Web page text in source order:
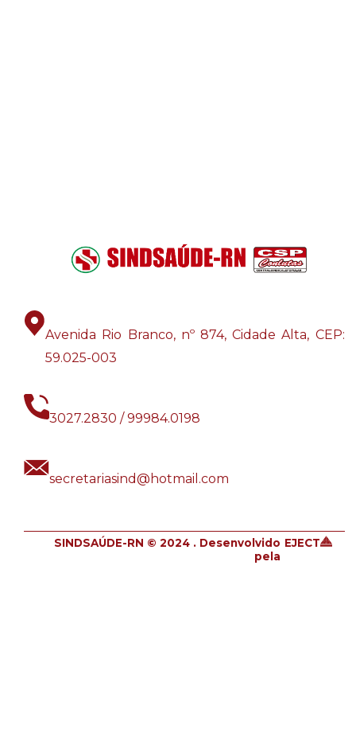
Avenida Rio Branco, nº 874, Cidade Alta, CEP:
59.025-003
3027.2830 / 99984.0198
secretariasind@hotmail.com
SINDSAÚDE-RN © 2024 . Desenvolvido
pela
EJECT